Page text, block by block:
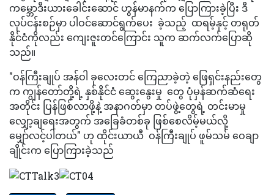
ကမ္ဘောဒီးယားခေါင်းဆောင် ဟွန်မာနက်က ပြောကြားခဲ့ပြီး ဒီ
လုပ်ငန်းစဉ်မှာ ပါဝင်ဆောင်ရွက်ပေး ခဲ့သည့် ထရမ့်နှင့် တရုတ်
နိုင်ငံကိုလည်း ကျေးဇူးတင်ကြောင်း သူက ဆက်လက်ပြောဆို
သည်။
"ဝန်ကြီးချုပ် အန်ဝါ ခုလေးတင် ကြေညာခဲ့တဲ့ ဖြေရှင်းနည်းတွေ
က ကျွန်တော်တို့ရဲ့ နှစ်နိုင်ငံ ဆွေးနွေးမှု တွေ ပုံမှန်ဆက်ဆံရေး
အတိုင်း ပြန်ဖြစ်လာဖို့နဲ့ အနာဂတ်မှာ တပ်ဖွဲ့တွေရဲ့ တင်းမာမှု
လျှော့ချရေးအတွက် အခြေခံတစ်ခု ဖြစ်စေလိမ့်မယ်လို့
မျှော်လင့်ပါတယ်" ဟု ထိုင်းယာယီ ဝန်ကြီးချုပ် ဖူမ်သမ် ဝေချာ
ချိုင်းက ပြောကြားခဲ့သည်